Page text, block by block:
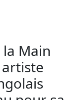
Main